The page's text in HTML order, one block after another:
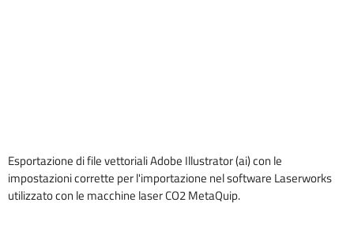
Esportazione di file vettoriali Adobe Illustrator (ai) con le
impostazioni corrette per l'importazione nel software Laserworks
utilizzato con le macchine laser CO2 MetaQuip.